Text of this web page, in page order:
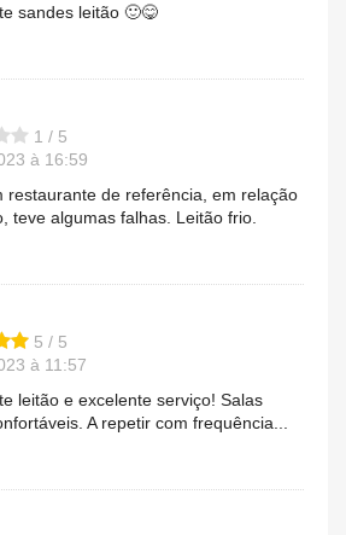
sandes leitão 🙂😋
1 / 5
à 16:59
restaurante de referência, em relação
teve algumas falhas. Leitão frio.
5 / 5
à 11:57
leitão e excelente serviço! Salas
A repetir com frequência...